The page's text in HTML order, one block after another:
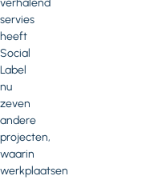
verhalend
servies
heeft
Social
Label
nu
zeven
andere
projecten,
waarin
werkplaatsen